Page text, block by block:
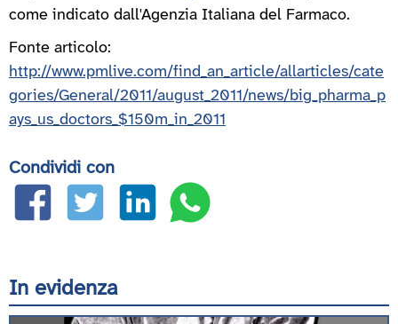
come indicato dall'Agenzia Italiana del Farmaco.
Fonte articolo:
http://www.pmlive.com/find_an_article/allarticles/cate
gories/General/2011/august_2011/news/big_pharma_p
ays_us_doctors_$150m_in_2011
Condividi con
In evidenza